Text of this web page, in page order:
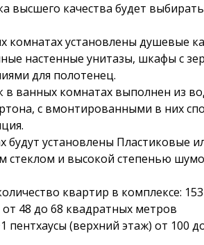
высшего качества будет
комнатах установлены душевые
настенные унитазы, шкафы с
для полотенец.
в ванных комнатах выполнен из
с вмонтированными в них
будут установлены Пластиковые
стеклом и высокой степенью
квартир в комплексе: 153
от 48 до 68 квадратных метров
пентхаусы (верхний этаж) от 100